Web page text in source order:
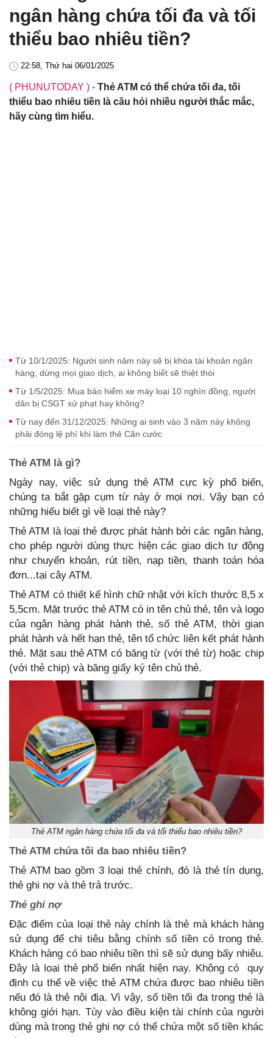
ngân hàng chứa tối đa và tối
thiểu bao nhiêu tiền?
22:58, Thứ hai 06/01/2025
( PHUNUTODAY ) - Thẻ ATM có thể chứa tối đa, tối
thiểu bao nhiêu tiền là câu hỏi nhiều người thắc mắc,
hãy cùng tìm hiểu.
Từ 10/1/2025: Người sinh năm này sẽ bị khóa tài khoản ngân
hàng, dừng mọi giao dịch, ai không biết sẽ thiệt thòi
Từ 1/5/2025: Mua bảo hiểm xe máy loại 10 nghìn đồng, người
dân bị CSGT xử phạt hay không?
Từ nay đến 31/12/2025: Những ai sinh vào 3 năm này không
phải đóng lệ phí khi làm thẻ Căn cước
Thẻ ATM là gì?
Ngày nay, việc sử dụng thẻ ATM cực kỳ phổ biến,
chúng ta bắt gặp cụm từ này ở mọi nơi. Vậy bạn có
những hiểu biết gì về loại thẻ này?
Thẻ ATM là loại thẻ được phát hành bởi các ngân hàng,
cho phép người dùng thực hiện các giao dịch tự động
như chuyển khoản, rút tiền, nạp tiền, thanh toán hóa
đơn...tại cây ATM.
Thẻ ATM có thiết kế hình chữ nhật với kích thước 8,5 x
5,5cm. Mặt trước thẻ ATM có in tên chủ thẻ, tên và logo
của ngân hàng phát hành thẻ, số thẻ ATM, thời gian
phát hành và hết hạn thẻ, tên tổ chức liên kết phát hành
thẻ. Mặt sau thẻ ATM có băng từ (với thẻ từ) hoặc chip
(với thẻ chip) và băng giấy ký tên chủ thẻ.
Thẻ ATM ngân hàng chứa tối đa và tối thiểu bao nhiêu tiền?
Thẻ ATM chứa tối đa bao nhiêu tiền?
Thẻ ATM bao gồm 3 loại thẻ chính, đó là thẻ tín dụng,
thẻ ghi nợ và thẻ trả trước.
Thẻ ghi nợ
Đặc điểm của loại thẻ này chính là thẻ mà khách hàng
sử dụng để chi tiêu bằng chính số tiền có trong thẻ.
Khách hàng có bao nhiêu tiền thì sẽ sử dụng bấy nhiêu.
Đây là loại thẻ phổ biến nhất hiện nay. Không có quy
định cụ thể về việc thẻ ATM chứa được bao nhiêu tiền
nếu đó là thẻ nội địa. Vì vậy, số tiền tối đa trong thẻ là
không giới hạn. Tùy vào điều kiện tài chính của người
dùng mà trong thẻ ghi nợ có thể chứa một số tiền khác